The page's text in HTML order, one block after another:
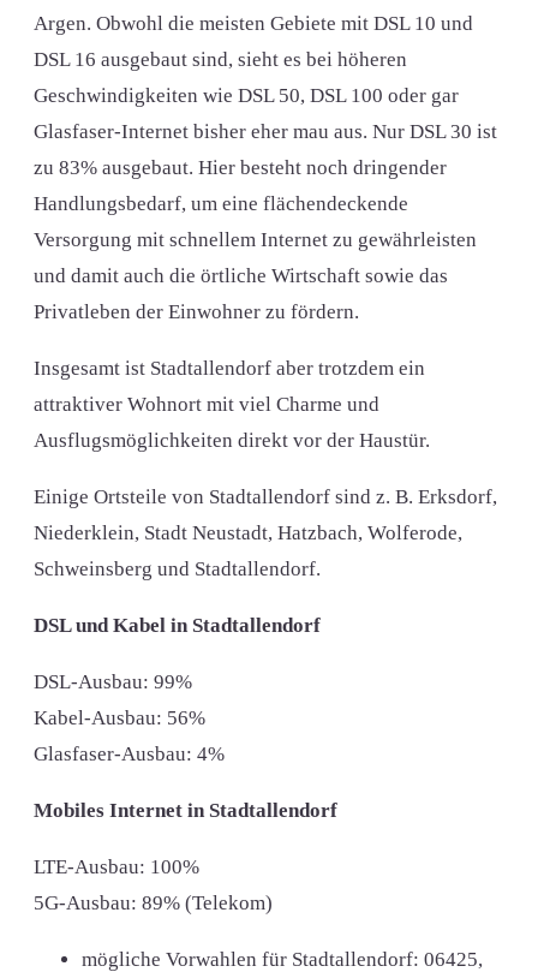
Argen. Obwohl die meisten Gebiete mit DSL 10 und
DSL 16 ausgebaut sind, sieht es bei höheren
Geschwindigkeiten wie DSL 50, DSL 100 oder gar
Glasfaser-Internet bisher eher mau aus. Nur DSL 30 ist
zu 83% ausgebaut. Hier besteht noch dringender
Handlungsbedarf, um eine flächendeckende
Versorgung mit schnellem Internet zu gewährleisten
und damit auch die örtliche Wirtschaft sowie das
Privatleben der Einwohner zu fördern.
Insgesamt ist Stadtallendorf aber trotzdem ein
attraktiver Wohnort mit viel Charme und
Ausflugsmöglichkeiten direkt vor der Haustür.
Einige Ortsteile von Stadtallendorf sind z. B. Erksdorf,
Niederklein, Stadt Neustadt, Hatzbach, Wolferode,
Schweinsberg und Stadtallendorf.
DSL und Kabel in Stadtallendorf
DSL-Ausbau: 99%
Kabel-Ausbau: 56%
Glasfaser-Ausbau: 4%
Mobiles Internet in Stadtallendorf
LTE-Ausbau: 100%
5G-Ausbau: 89% (Telekom)
mögliche Vorwahlen für Stadtallendorf: 06425,